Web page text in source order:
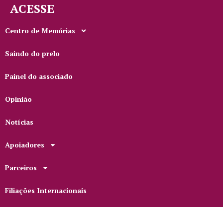
ACESSE
Centro de Memórias
Saindo do prelo
Painel do associado
Opinião
Notícias
Apoiadores
Parceiros
Filiações Internacionais